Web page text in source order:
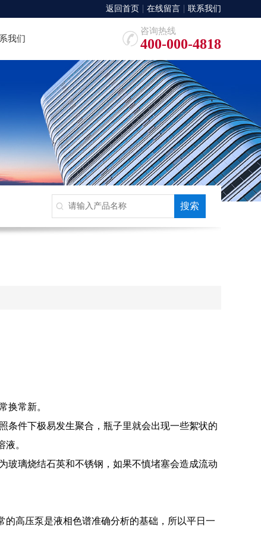
返回首页 在线留言 联系我们
我们
咨询热线
400-000-4818
换常新。
件下极易发生聚合，瓶子里就会出现一些絮状的
。
璃烧结石英和不锈钢，如果不慎堵塞会造成流动
高压泵是液相色谱准确分析的基础，所以平日一